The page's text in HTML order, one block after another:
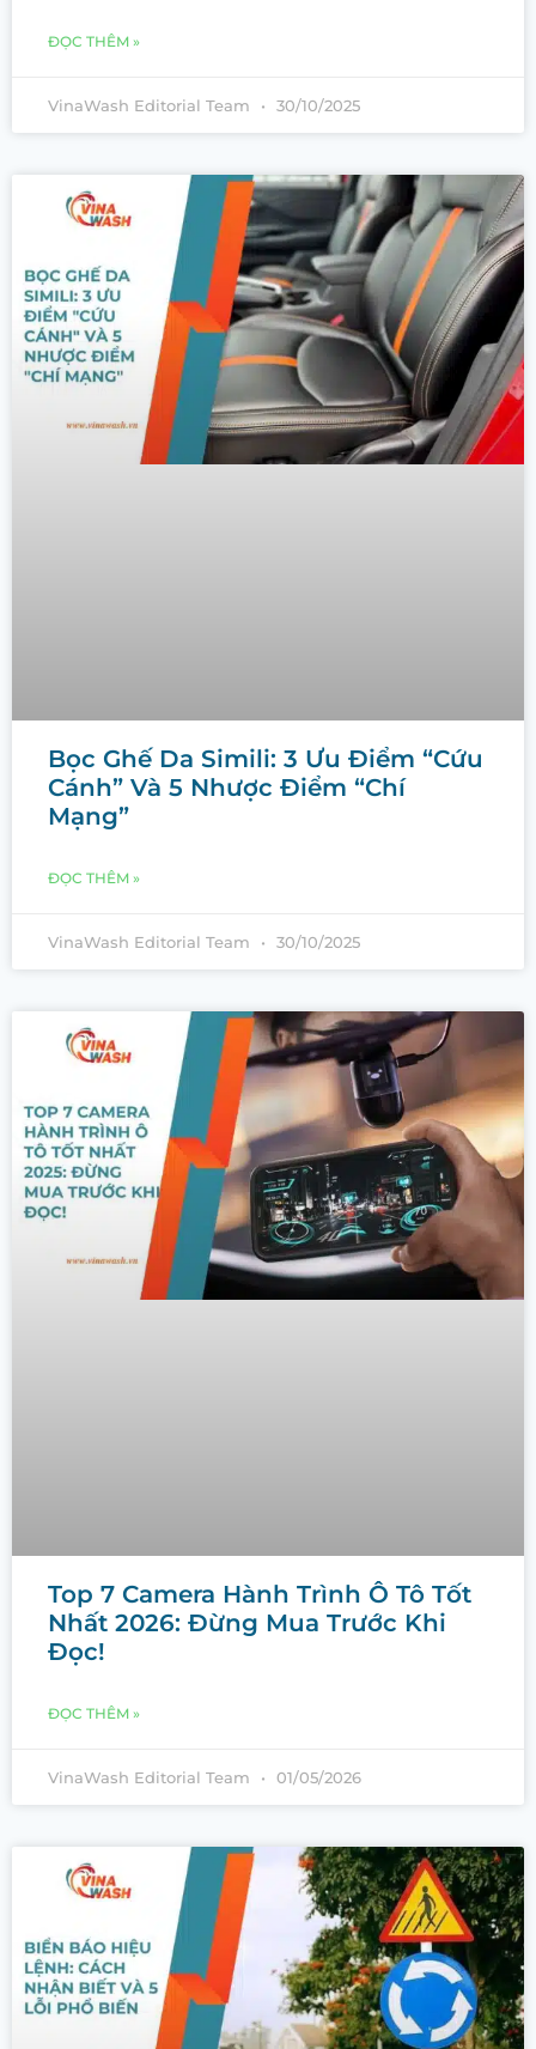
ĐỌC THÊM »
VinaWash Editorial Team 30/10/2025
Bọc Ghế Da Simili: 3 Ưu Điểm “Cứu
Cánh” Và 5 Nhược Điểm “Chí
Mạng”
ĐỌC THÊM »
VinaWash Editorial Team 30/10/2025
Top 7 Camera Hành Trình Ô Tô Tốt
Nhất 2026: Đừng Mua Trước Khi
Đọc!
ĐỌC THÊM »
VinaWash Editorial Team 01/05/2026